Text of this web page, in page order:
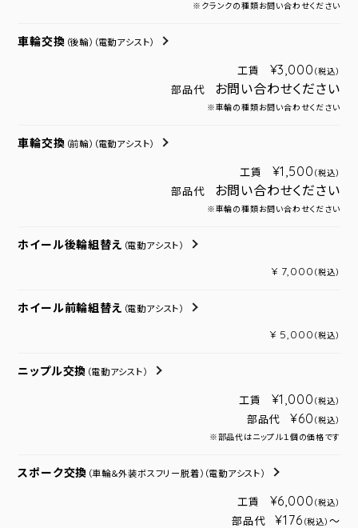
※クランクの種類お問い合わせください
車輪交換 （後輪） （電動アシスト）
工賃 ¥3,000 （税込）
部品代 お問い合わせください
※車輪の種類お問い合わせください
車輪交換 （前輪） （電動アシスト）
工賃 ¥1,500 （税込）
部品代 お問い合わせください
※車輪の種類お問い合わせください
ホイール後輪組替え （電動アシスト）
¥ 7,000 （税込）
ホイール前輪組替え （電動アシスト）
¥ 5,000 （税込）
ニップル交換 （電動アシスト）
工賃 ¥1,000 （税込）
部品代 ¥60 （税込）
※部品代はニップル１個の価格です
スポーク交換 （車輪＆外装ボスフリー脱着） （電動アシスト）
工賃 ¥6,000 （税込）
部品代 ¥176 （税込） ～